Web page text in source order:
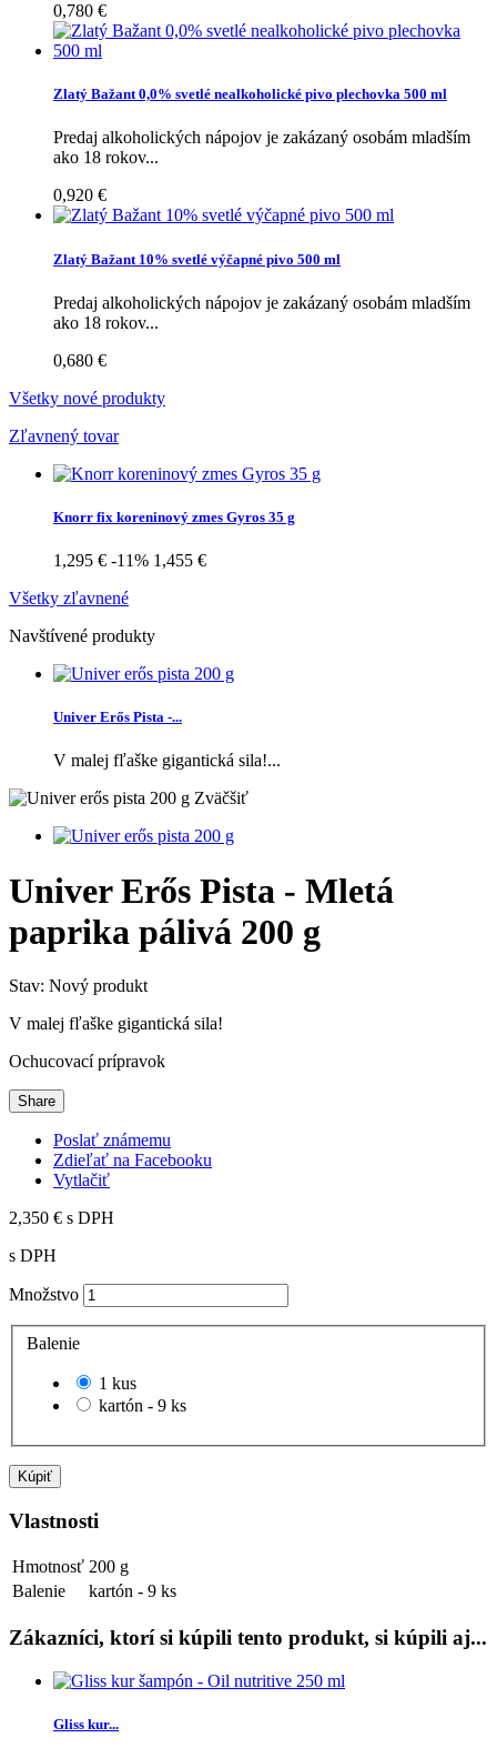
0,780 €
Zlatý Bažant 0,0% svetlé nealkoholické pivo plechovka 500 ml
Predaj alkoholických nápojov je zakázaný osobám mladším
ako 18 rokov...
0,920 €
Zlatý Bažant 10% svetlé výčapné pivo 500 ml
Predaj alkoholických nápojov je zakázaný osobám mladším
ako 18 rokov...
0,680 €
Všetky nové produkty
Zľavnený tovar
Knorr fix koreninový zmes Gyros 35 g
1,295 € -11% 1,455 €
Všetky zľavnené
Navštívené produkty
Univer Erős Pista -...
V malej fľaške gigantická sila!...
Zväčšiť
Univer Erős Pista - Mletá
paprika pálivá 200 g
Stav: Nový produkt
V malej fľaške gigantická sila!
Ochucovací prípravok
Share
Poslať známemu
Zdieľať na Facebooku
Vytlačiť
2,350 € s DPH
s DPH
Množstvo
Balenie
1 kus
kartón - 9 ks
Kúpiť
Vlastnosti
Hmotnosť 200 g
Balenie
kartón - 9 ks
Zákazníci, ktorí si kúpili tento produkt, si kúpili aj...
Gliss kur...